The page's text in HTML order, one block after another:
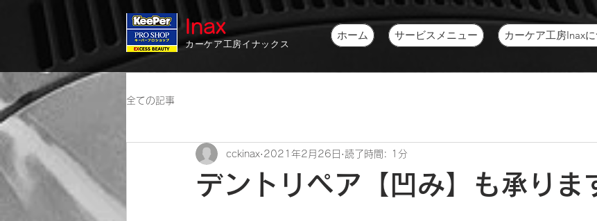
Inax
カーケア工房イナックス
ホーム サービスメニュー カーケア工房Inax
全ての記事
デントリペア【凹み】も承りま
cckinax 2021年2月26日 読了時間: 1分